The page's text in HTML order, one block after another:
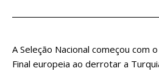
A Seleção Nacional começou com
Final europeia ao derrotar a